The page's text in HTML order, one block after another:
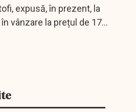
expusă, în prezent, la
vânzare la prețul de 17
sumă nemaîntâlnită până